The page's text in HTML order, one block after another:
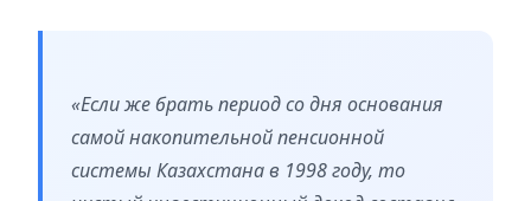
«Если же брать период со дня основания
самой накопительной пенсионной
системы Казахстана в 1998 году, то